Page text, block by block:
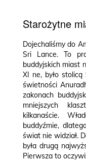
Starożytne
Dojechaliśmy do
Sri Lance. To
buddyjskich miast
XI ne, było
świetności
zakonach
mniejszych
kilkanaście.
buddyźmie,
świat nie widział.
była drugą
Pierwsza to